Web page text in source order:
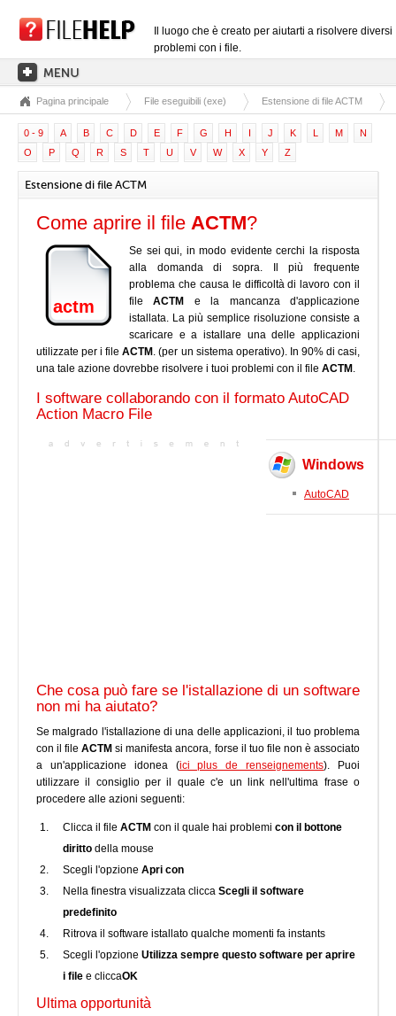
Il luogo che è creato per aiutarti a risolvere diversi
problemi con i file.
PAGINA PRINCIPALE
CATEGORIE DELLE ESTENSIONI
CATEGORIE DEI DRIVER
FILE DLL
CONVERSIONI DI FILE
SOFTWARE
Pagina principale File eseguibili (exe) Estensione di file ACTM
0 - 9 A B C D E F G H I J K L M
N
O
P Q R S T U V W X Y Z
Estensione di file ACTM
Come aprire il file ACTM?
actm
Se sei qui, in modo evidente cerchi la risposta
alla domanda di sopra. Il più frequente
problema che causa le difficoltà di lavoro con il
fileACTM
e la mancanza d'applicazione
istallata. La più semplice risoluzione consiste a
scaricare e a istallare una delle applicazioni
utilizzate per i fileACTM . (per un sistema operativo). In 90% di casi,
una tale azione dovrebbe risolvere i tuoi problemi con il file ACTM .
I software collaborando con il formato AutoCAD
Action Macro File
Windows
AutoCAD
Che cosa può fare se l'istallazione di un software
non mi ha aiutato?
Se malgrado l'istallazione di una delle applicazioni, il tuo problema
con il fileACTM si manifesta ancora, forse il tuo file non è associato
a un'applicazione idonea (ici plus de renseignements). Puoi
utilizzare il consiglio per il quale c'e un link nell'ultima frase o
procedere alle azioni seguenti:
Clicca il file ACTM con il quale hai problemi con il bottone
diritto della mouse
Scegli l'opzione Apri con
Nella finestra visualizzata clicca Scegli il software
predefinito
Ritrova il software istallato qualche momenti fa instants
Scegli l'opzione Utilizza sempre questo software per aprire
i file e cliccaOK
Ultima opportunità